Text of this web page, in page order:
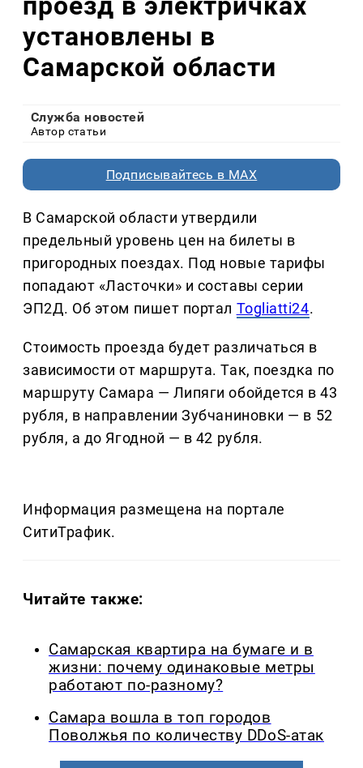
установлены в
Самарской области
Служба новостей
Автор статьи
Подписывайтесь в MAX
В Самарской области утвердили
предельный уровень цен на билеты в
пригородных поездах. Под новые тарифы
попадают «Ласточки» и составы серии
ЭП2Д. Об этом пишет портал Togliatti24.
Стоимость проезда будет различаться в
зависимости от маршрута. Так, поездка по
маршруту Самара — Липяги обойдется в 43
рубля, в направлении Зубчаниновки — в 52
рубля, а до Ягодной — в 42 рубля.
Информация размещена на портале
СитиТрафик.
Читайте также:
Самарская квартира на бумаге и в
жизни: почему одинаковые метры
работают по-разному?
Самара вошла в топ городов
Поволжья по количеству DDoS-атак